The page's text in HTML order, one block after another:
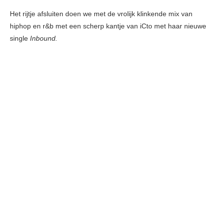
Het rijtje afsluiten doen we met de vrolijk klinkende mix van
hiphop en r&b met een scherp kantje van iCto met haar nieuwe
single Inbound.